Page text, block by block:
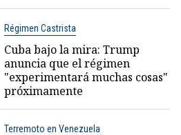
Régimen Castrista
Cuba bajo la mira: Trump
anuncia que el régimen
"experimentará muchas cosas"
próximamente
Terremoto en Venezuela